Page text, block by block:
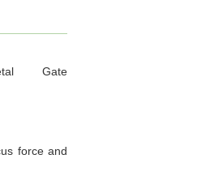
Gate
force and